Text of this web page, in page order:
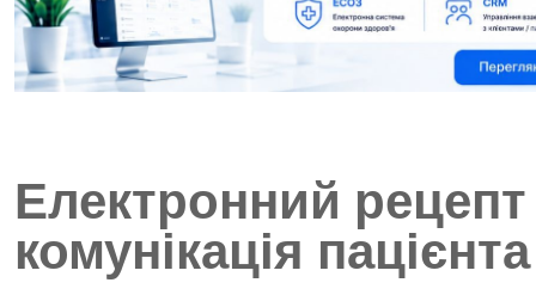
Електронний рецепт
комунікація